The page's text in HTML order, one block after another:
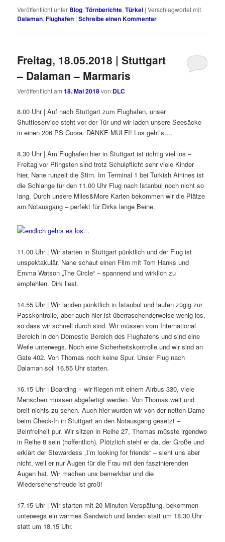
Veröffentlicht unter Blog,Törnberichte,Türkei |Verschlagwortet mit
Dalaman,Flughafen |Schreibe einen Kommentar
Freitag, 18.05.2018 | Stuttgart
– Dalaman – Marmaris
Veröffentlicht am18. Mai 2018von DLC
8.00 Uhr | Auf nach Stuttgart zum Flughafen, unser
Shuttleservice steht vor der Tür und wir laden unsere Seesäcke
in einen 206 PS Corsa. DANKE MULFI! Los geht’s….
8.30 Uhr | Am Flughafen hier in Stuttgart ist richtig viel los –
Freitag vor Pfingsten sind trotz Schulpflicht sehr viele Kinder
hier, Nane runzelt die Stirn. Im Terminal 1 bei Turkish Airlines ist
die Schlange für den 11.00 Uhr Flug nach Istanbul noch nicht so
lang. Durch unsere Miles&More Karten bekommen wir die Plätze
am Notausgang – perfekt für Dirks lange Beine.
11.00 Uhr | Wir starten in Stuttgart pünktlich und der Flug ist
unspektakulär. Nane schaut einen Film mit Tom Hanks und
Emma Watson „The Circle“ – spannend und wirklich zu
empfehlen. Dirk liest.
14.55 Uhr | Wir landen pünktlich in Istanbul und laufen zügig zur
Passkontrolle, aber auch hier ist überraschenderweise wenig los,
so dass wir schnell durch sind. Wir müssen vom International
Bereich in den Domestic Bereich des Flughafens und sind eine
Weile unterwegs. Noch eine Sicherheitskontrolle und wir sind an
Gate 402. Von Thomas noch keine Spur. Unser Flug nach
Dalaman soll 16.55 Uhr starten.
16.15 Uhr | Boarding – wir fliegen mit einem Airbus 330, viele
Menschen müssen abgefertigt werden. Von Thomas weit und
breit nichts zu sehen. Auch hier wurden wir von der netten Dame
beim Check-In in Stuttgart an den Notausgang gesetzt –
Beinfreiheit pur. Wir sitzen in Reihe 27, Thomas müsste irgendwo
in Reihe 8 sein (hoffentlich). Plötzlich steht er da, der Große und
erklärt der Stewardess „I’m looking for friends“ – sieht uns aber
nicht, weil er nur Augen für die Frau mit den faszinierenden
Augen hat. Wir machen uns bemerkbar und die
Wiedersehensfreude ist groß!
17.15 Uhr | Wir starten mit 20 Minuten Verspätung, bekommen
unterwegs ein warmes Sandwich und landen statt um 18.30 Uhr
statt um 18.15 Uhr.